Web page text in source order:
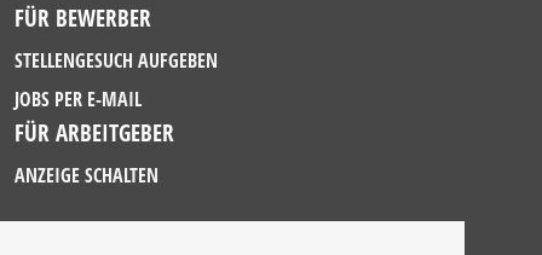
FÜR BEWERBER
STELLENGESUCH AUFGEBEN
JOBS PER E-MAIL
FÜR ARBEITGEBER
ANZEIGE SCHALTEN